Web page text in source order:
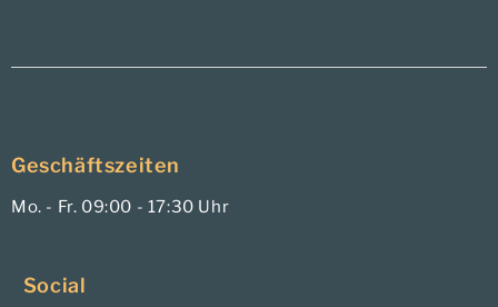
Geschäftszeiten
Mo. - Fr. 09:00 - 17:30 Uhr
Social